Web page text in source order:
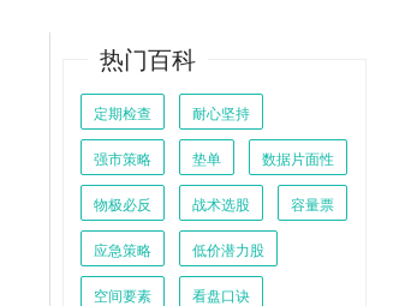
热门百科
定期检查 耐心坚持
强市策略 垫单 数据片面性
物极必反 战术选股 容量票
应急策略 低价潜力股
空间要素 看盘口诀